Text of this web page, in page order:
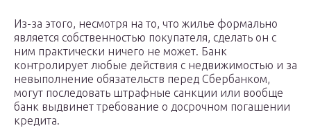
Из-за этого, несмотря на то, что жилье формально
является собственностью покупателя, сделать он с
ним практически ничего не может. Банк
контролирует любые действия с недвижимостью и за
невыполнение обязательств перед Сбербанком,
могут последовать штрафные санкции или вообще
банк выдвинет требование о досрочном погашении
кредита.